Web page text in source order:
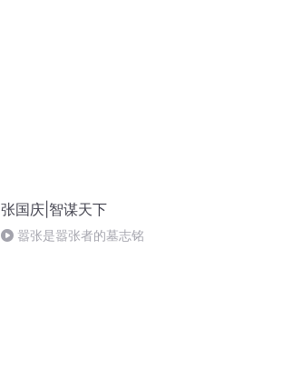
张国庆|智谋天下
嚣张是嚣张者的墓志铭